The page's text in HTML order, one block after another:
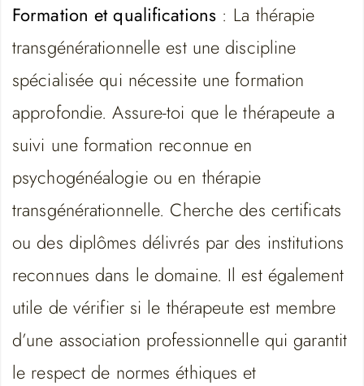
Formation et qualifications: La thérapie
transgénérationnelle est une discipline
spécialisée qui nécessite une formation
approfondie. Assure-toi que le thérapeute a
suivi une formation reconnue en
psychogénéalogie ou en thérapie
transgénérationnelle. Cherche des certificats
ou des diplômes délivrés par des institutions
reconnues dans le domaine. Il est également
utile de vérifier si le thérapeute est membre
d’une association professionnelle qui garantit
le respect de normes éthiques et